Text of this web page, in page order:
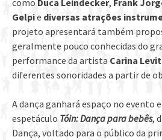
como Duca Leindecker, Frank
Gelpie diversas atrações
projeto apresentará também
geralmente pouco conhecidas do
performance da artista Carina
diferentes sonoridades a partir de
A dança ganhará espaço no evento
espetáculo Tóin: Dança para bebês,
Dança, voltado para o público da